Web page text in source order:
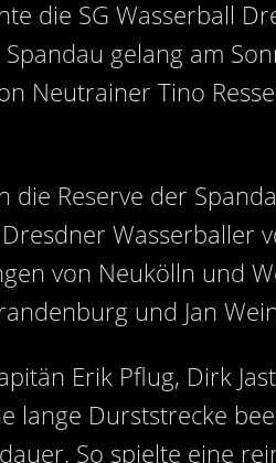
die SG Wasserball
gelang am
Neutrainer Tino
Reserve der
Wasserballer
von Neukölln und
und Jan
Erik Pflug, Dirk
lange Durststrecke
So spielte eine